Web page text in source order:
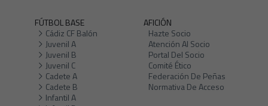
FÚTBOL BASE
Cádiz CF Balón
Juvenil A
Juvenil B
Juvenil C
Cadete A
Cadete B
Infantil A
AFICIÓN
Hazte Socio
Atención Al Socio
Portal Del Socio
Comité Ético
Federación De Peñas
Normativa De Acceso